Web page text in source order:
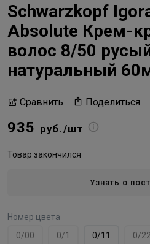
Schwarzkopf
Absolute Крем-
волос 8/50
натуральный
Сравнить Поделиться
935 руб./шт
Товар закончился
Узнать о
Номер цвета
0/00
0/1 0/11 0/